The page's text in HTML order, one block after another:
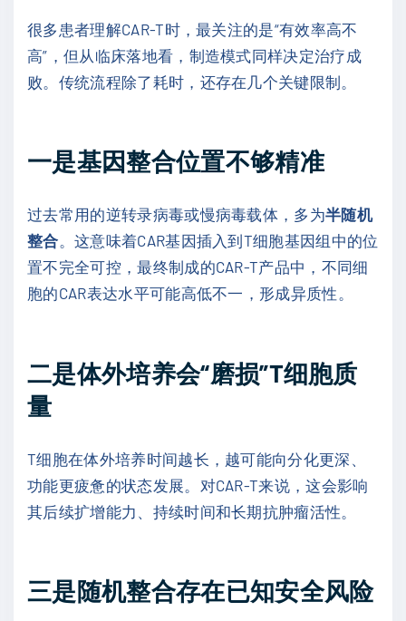
很多患者理解CAR-T时，最关注的是“有效率高不
高”，但从临床落地看，制造模式同样决定治疗成
败。传统流程除了耗时，还存在几个关键限制。
一是基因整合位置不够精准
过去常用的逆转录病毒或慢病毒载体，多为半随机
整合。这意味着CAR基因插入到T细胞基因组中的位
置不完全可控，最终制成的CAR-T产品中，不同细
胞的CAR表达水平可能高低不一，形成异质性。
二是体外培养会“磨损”T细胞质
量
T细胞在体外培养时间越长，越可能向分化更深、
功能更疲惫的状态发展。对CAR-T来说，这会影响
其后续扩增能力、持续时间和长期抗肿瘤活性。
三是随机整合存在已知安全风险